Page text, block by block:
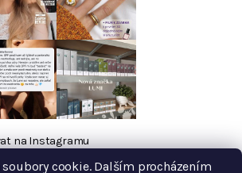
na Instagramu
cookie. Dalším procházením